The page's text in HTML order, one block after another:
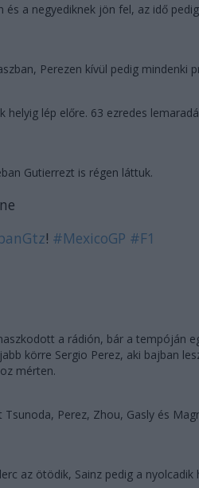
a negyediknek jön fel, az idő
Perezen kívül pedig mindenki
lép előre. 63 ezredes
Gutierrezt is régen láttuk.
! #MexicoGP #F1
a rádión, bár a tempóján
körre Sergio Perez, aki bajban
mérten.
Perez, Zhou, Gasly és
az ötödik, Sainz pedig a nyolcadik